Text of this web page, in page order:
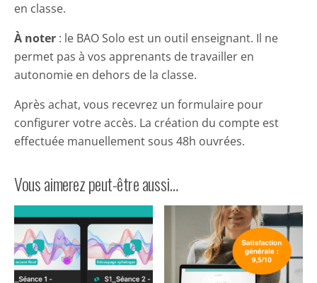
en classe.
À noter : le BAO Solo est un outil enseignant. Il ne
permet pas à vos apprenants de travailler en
autonomie en dehors de la classe.
Après achat, vous recevrez un formulaire pour
configurer votre accès. La création du compte est
effectuée manuellement sous 48h ouvrées.
Vous aimerez peut-être aussi…